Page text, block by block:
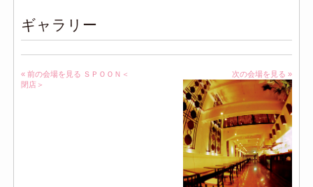
ギャラリー
« 前の会場を見る ＳＰＯＯＮ＜
閉店＞
次の会場を見る »